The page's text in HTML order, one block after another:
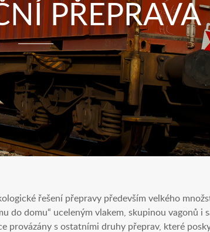
PŘEPRAVA
řešení přepravy především velkého
do domu“ uceleným vlakem, skupinou vagonů i
provázány s ostatními druhy přeprav, které